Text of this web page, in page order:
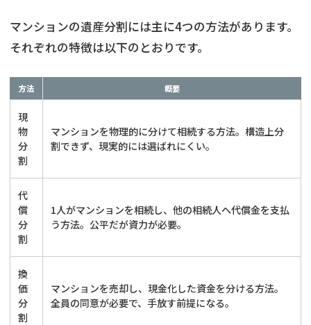
アンケート調査
マンションの遺産分割には主に4つの方法があります。
それぞれの特徴は以下のとおりです。
方法 概要
現
物
分
割
マンションを物理的に分けて相続する方法。構造上分
割できず、現実的には選ばれにくい。
代
償
分
割
1人がマンションを相続し、他の相続人へ代償金を支払
う方法。公平だが資力が必要。
換
価
分
割
マンションを売却し、現金化した資金を分ける方法。
全員の同意が必要で、手放す前提になる。